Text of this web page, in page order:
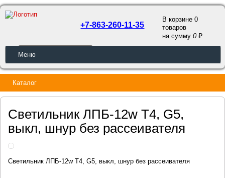
ОБРАТНЫЙ ЗВОНОК
+7-863-260-11-35
В корзине 0
товаров
на сумму0
Меню
Каталог
Светильник ЛПБ-12w Т4, G5,
выкл, шнур без рассеивателя
Светильник ЛПБ-12w Т4, G5, выкл, шнур без рассеивателя